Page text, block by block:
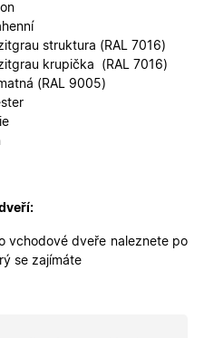
struktura (RAL 7016)
krupička (RAL 7016)
(RAL 9005)
vchodové dveře naleznete po
se zajímáte